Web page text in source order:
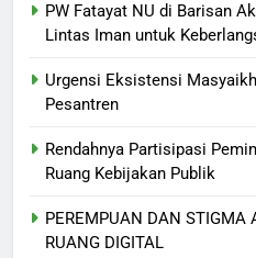
PW Fatayat NU di Barisan
Lintas Iman untuk
Urgensi Eksistensi
Pesantren
Rendahnya Partisipasi
Ruang Kebijakan Publik
PEREMPUAN DAN STIGMA
RUANG DIGITAL